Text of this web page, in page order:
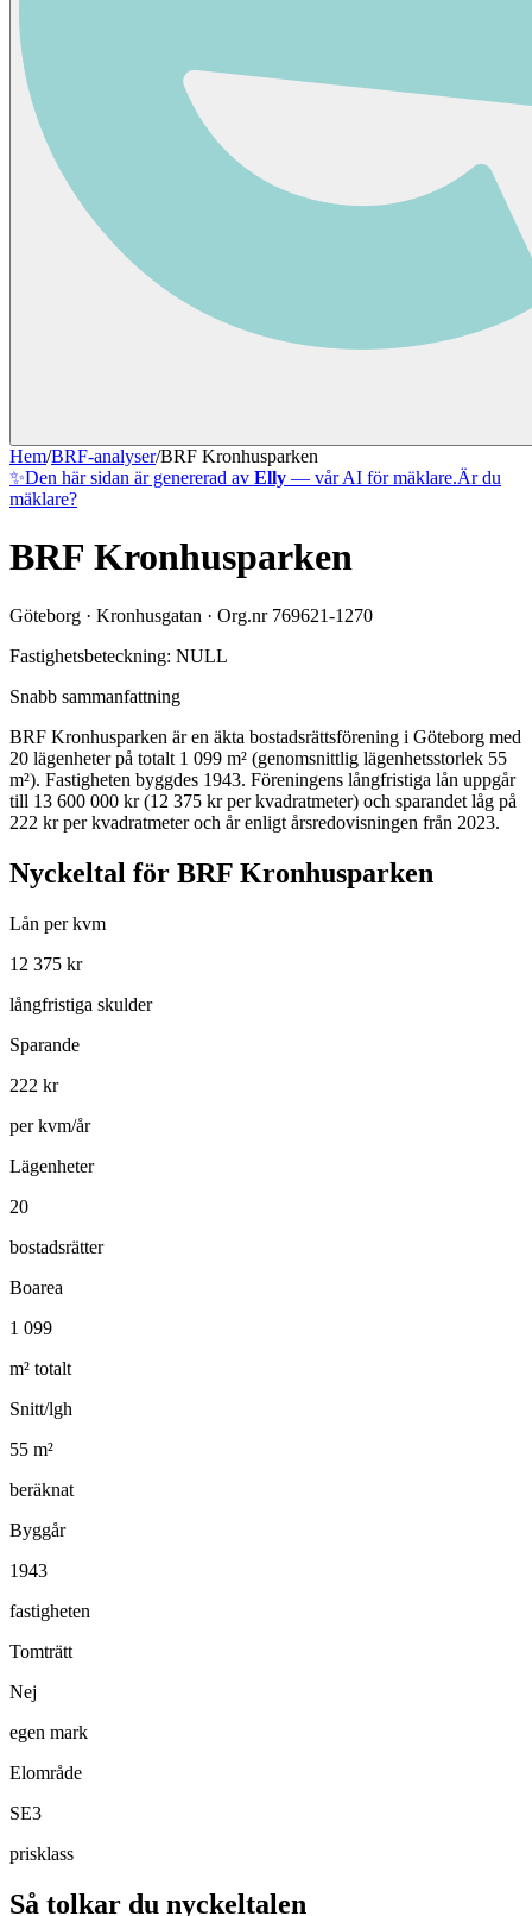
Hem/BRF-analyser/BRF Kronhusparken
✨Den här sidan är genererad av Elly — vår AI för mäklare.Är du
mäklare?
BRF Kronhusparken
Göteborg · Kronhusgatan · Org.nr 769621-1270
Fastighetsbeteckning: NULL
Snabb sammanfattning
BRF Kronhusparken är en äkta bostadsrättsförening i Göteborg med
20 lägenheter på totalt 1 099 m² (genomsnittlig lägenhetsstorlek 55
m²). Fastigheten byggdes 1943. Föreningens långfristiga lån uppgår
till 13 600 000 kr (12 375 kr per kvadratmeter) och sparandet låg på
222 kr per kvadratmeter och år enligt årsredovisningen från 2023.
Nyckeltal för BRF Kronhusparken
Lån per kvm
12 375 kr
långfristiga skulder
Sparande
222 kr
per kvm/år
Lägenheter
20
bostadsrätter
Boarea
1 099
m² totalt
Snitt/lgh
55 m²
beräknat
Byggår
1943
fastigheten
Tomträtt
Nej
egen mark
Elområde
SE3
prisklass
Så tolkar du nyckeltalen